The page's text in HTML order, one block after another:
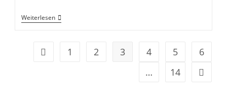
Weiterlesen50.
Clubmeisterschaft
Stevertalsperre
Gehe zur vorherigen Seite
1 2 3 4 5
6
…
14 Gehe